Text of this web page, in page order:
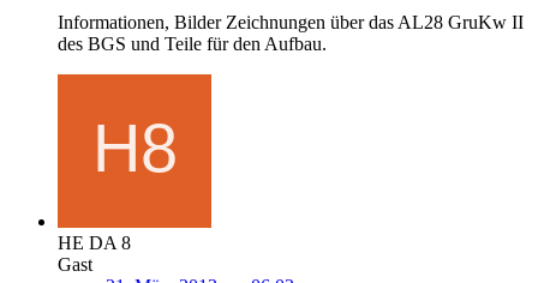
Informationen, Bilder Zeichnungen über das AL28 GruKw II
des BGS und Teile für den Aufbau.
HE DA 8
Gast